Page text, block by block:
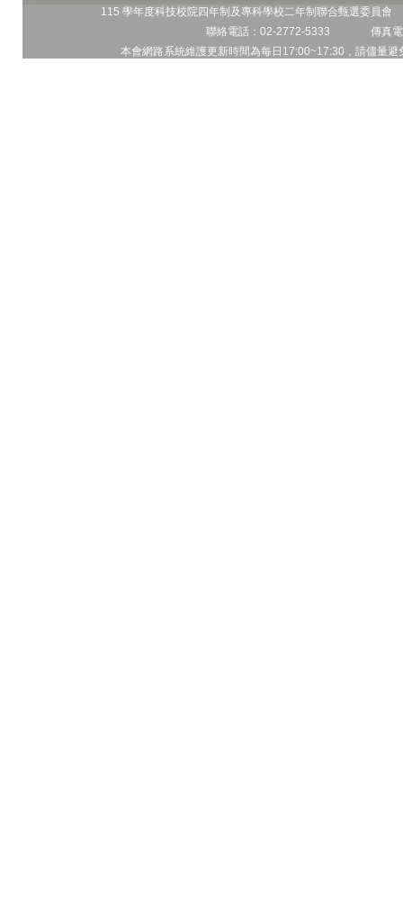
115 學年度科技校院四年制及專科學校二年制聯合甄選委員
聯絡電話：02-2772-5333 傳真
本會網路系統維護更新時間為每日17:00~17:30，請儘量